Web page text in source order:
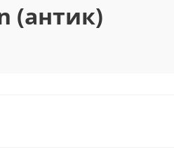
(антик)